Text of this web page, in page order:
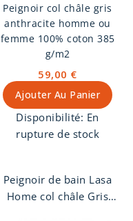
Peignoir col châle gris
anthracite homme ou
femme 100% coton 385
g/m2
59,00 €
Ajouter Au Panier
Disponibilité: En
rupture de stock
Peignoir de bain Lasa
Home col châle Gris